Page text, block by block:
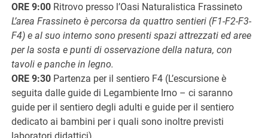
ORE 9:00 Ritrovo presso l’Oasi Naturalistica Frassineto
L’area Frassineto è percorsa da quattro sentieri (F1-F2-F3-
F4) e al suo interno sono presenti spazi attrezzati ed aree
per la sosta e punti di osservazione della natura, con
tavoli e panche in legno.
ORE 9:30 Partenza per il sentiero F4 (L’escursione è
seguita dalle guide di Legambiente Irno – ci saranno
guide per il sentiero degli adulti e guide per il sentiero
dedicato ai bambini per i quali sono inoltre previsti
laboratori didattici).